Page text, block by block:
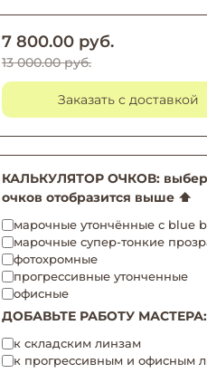
7 800.00 руб.
13 000.00 руб.
Заказать с доставкой
КАЛЬКУЛЯТОР ОЧКОВ:
очков отобразится выше ⬆️
марочные утончённые с blue
марочные супер-тонкие
фотохромные
прогрессивные утонченные
офисные
ДОБАВЬТЕ РАБОТУ МАСТЕРА:
к складским линзам
к прогрессивным и офисным